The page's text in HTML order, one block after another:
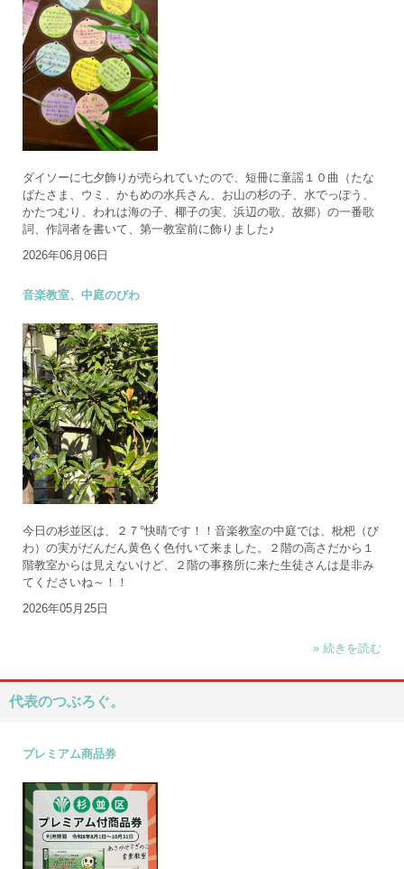
ダイソーに七夕飾りが売られていたので、短冊に童謡１０曲（たな
ばたさま、ウミ、かもめの水兵さん、お山の杉の子、水でっぽう、
かたつむり、われは海の子、椰子の実、浜辺の歌、故郷）の一番歌
詞、作詞者を書いて、第一教室前に飾りました♪
2026年06月06日
音楽教室、中庭のびわ
今日の杉並区は、２７°快晴です！！音楽教室の中庭では、枇杷（び
わ）の実がだんだん黄色く色付いて来ました。２階の高さだから１
階教室からは見えないけど、２階の事務所に来た生徒さんは是非み
てくださいね～！！
2026年05月25日
» 続きを読む
代表のつぶろぐ。
プレミアム商品券